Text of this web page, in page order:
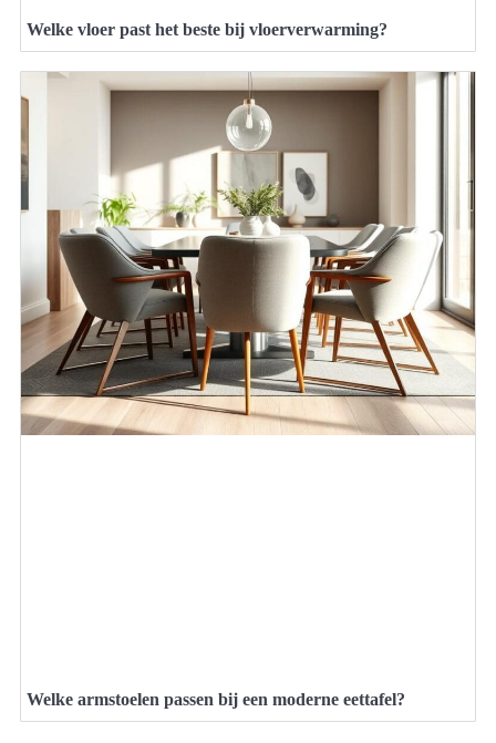
Welke vloer past het beste bij vloerverwarming?
Welke armstoelen passen bij een moderne eettafel?